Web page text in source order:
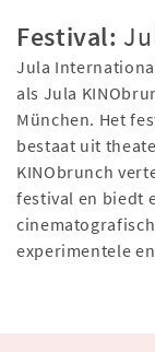
Festival:
Jula
als Jula
München. Het
bestaat uit
KINObrunch
festival en biedt
experimentele